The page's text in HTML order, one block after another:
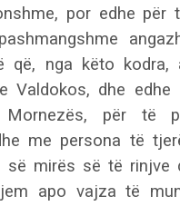
por edhe për
që, nga këto kodra,
Valdokos, dhe edhe
për të
me persona të
së mirës së të rinjve
apo vajza të